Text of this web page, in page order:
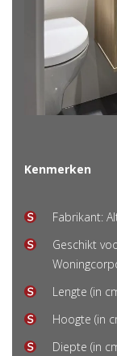
Kenmerken
Fabrikant:
Geschikt
Lengte (in
Hoogte (in
Diepte (in